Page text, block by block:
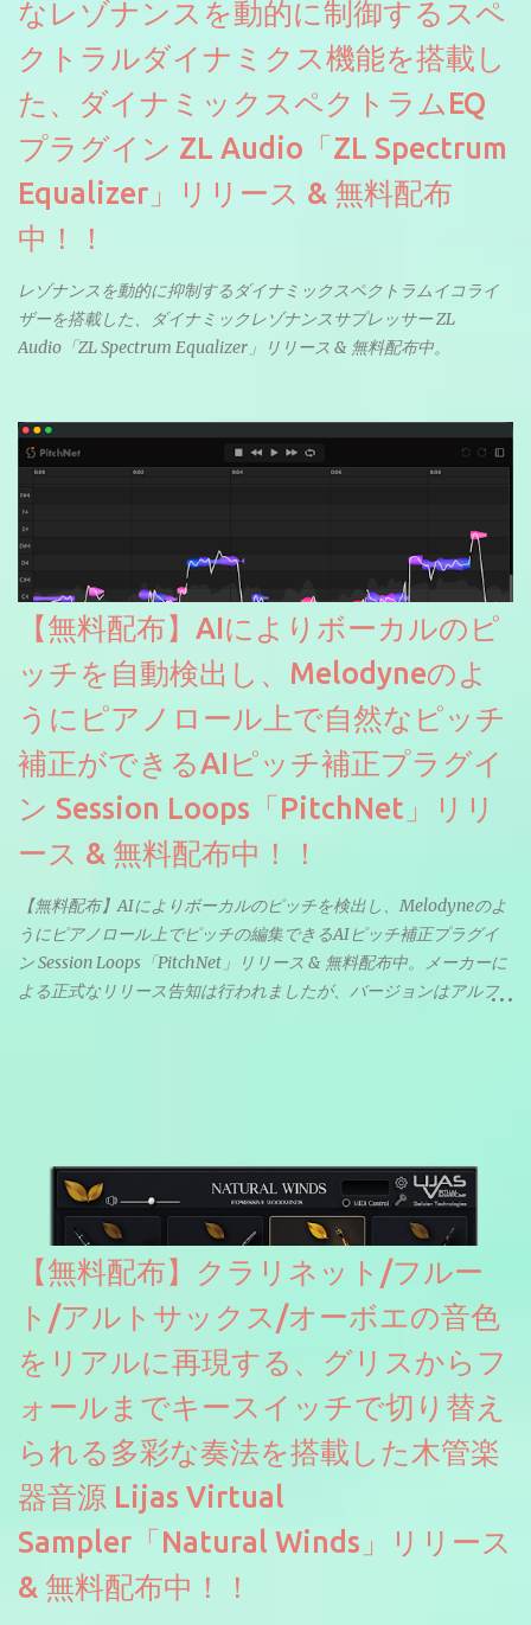
なレゾナンスを動的に制御するスペ
クトラルダイナミクス機能を搭載し
た、ダイナミックスペクトラムEQ
プラグイン ZL Audio「ZL Spectrum
Equalizer」リリース & 無料配布
中！！
レゾナンスを動的に抑制するダイナミックスペクトラムイコライ
ザーを搭載した、ダイナミックレゾナンスサプレッサー ZL
Audio「ZL Spectrum Equalizer」リリース & 無料配布中。
【無料配布】AIによりボーカルのピ
ッチを自動検出し、Melodyneのよ
うにピアノロール上で自然なピッチ
補正ができるAIピッチ補正プラグイ
ン Session Loops「PitchNet」リリ
ース & 無料配布中！！
【無料配布】AIによりボーカルのピッチを検出し、Melodyneのよ
うにピアノロール上でピッチの編集できるAIピッチ補正プラグイ
ン Session Loops「PitchNet」リリース & 無料配布中。メーカーに
よる正式なリリース告知は行われましたが、バージョンはアルフ
ソースを元に設計・改良した製品のようです。
【無料配布】クラリネット/フルー
ト/アルトサックス/オーボエの音色
をリアルに再現する、グリスからフ
ォールまでキースイッチで切り替え
られる多彩な奏法を搭載した木管楽
器音源 Lijas Virtual
Sampler「Natural Winds」リリース
& 無料配布中！！